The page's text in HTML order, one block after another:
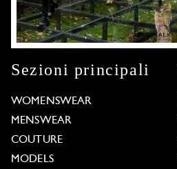
Sezioni principali
WOMENSWEAR
MENSWEAR
COUTURE
MODELS